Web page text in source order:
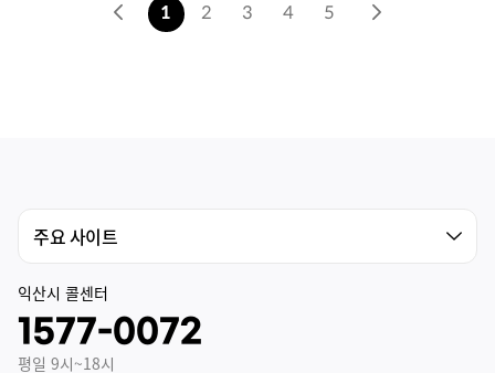
1 2 3 4 5
익산시 콜센터
1577-0072
평일 9시~18시